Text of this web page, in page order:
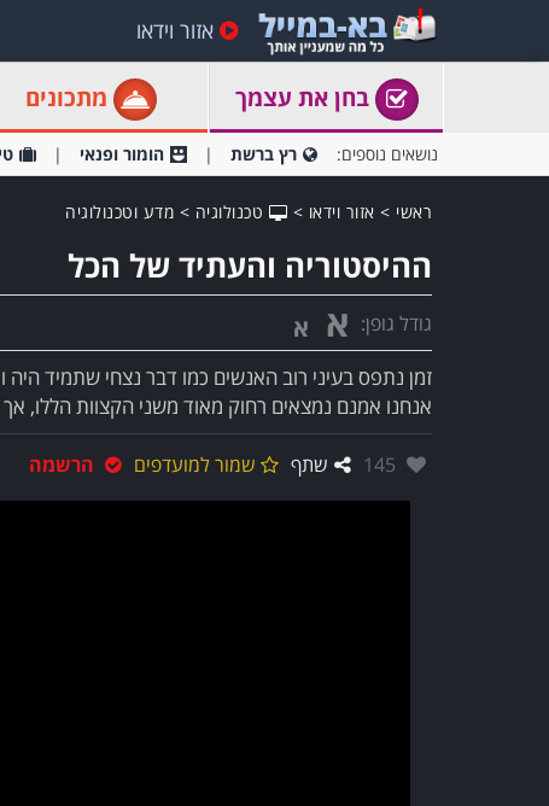
אזור וידאו
בחן את עצמך מתכונים
נושאים נוספים: רץ ברשת הומור ופנאי
ראשי > אזור וידאו > טכנולוגיה > מדע וטכנולוגיה
ההיסטוריה והעתיד של הכל
גודל גופן: א א
זמן נתפס בעיני רוב האנשים כמו דבר נצחי שתמיד
אנחנו אמנם נמצאים רחוק מאוד משני הקצוות הללו,
אהבו:
145 שתף שמור למועדפים הרשמה